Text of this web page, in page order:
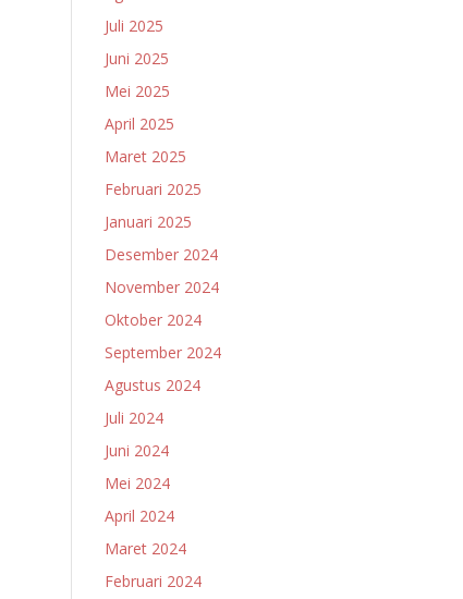
Juli 2025
Juni 2025
Mei 2025
April 2025
Maret 2025
Februari 2025
Januari 2025
Desember 2024
November 2024
Oktober 2024
September 2024
Agustus 2024
Juli 2024
Juni 2024
Mei 2024
April 2024
Maret 2024
Februari 2024